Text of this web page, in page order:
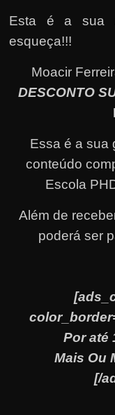
Esta é a sua
esqueça!!!
Moacir
DESCONTO
Essa é a sua
conteúdo
Escola
Além de
poderá ser
Por até
Mais Ou
[/